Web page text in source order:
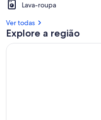
Lava-roupa
Ver todas
Explore a região